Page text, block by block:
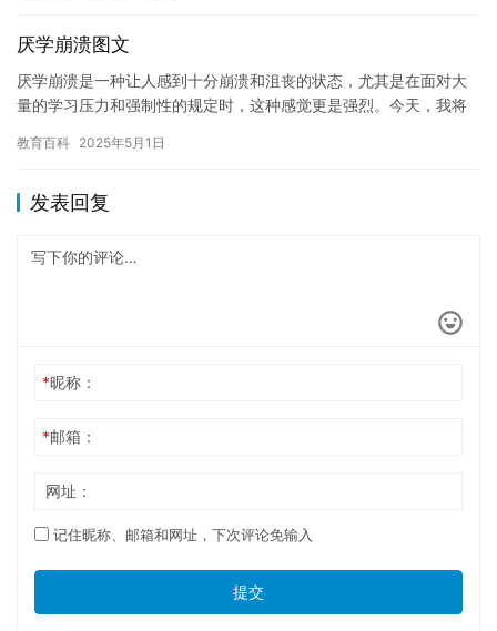
厌学崩溃图文
厌学崩溃是一种让人感到十分崩溃和沮丧的状态，尤其是在面对大
量的学习压力和强制性的规定时，这种感觉更是强烈。今天，我将
让我…
教育百科 2025年5月1日
发表回复
*昵称：
*邮箱：
网址：
记住昵称、邮箱和网址，下次评论免输入
提交